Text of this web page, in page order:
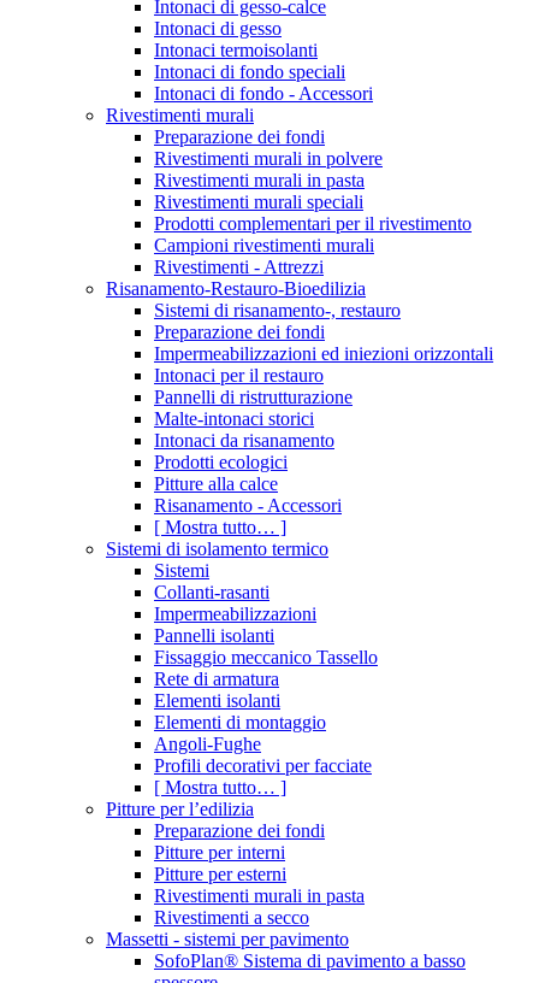
Intonaci di gesso-calce
Intonaci di gesso
Intonaci termoisolanti
Intonaci di fondo speciali
Intonaci di fondo - Accessori
Rivestimenti murali
Preparazione dei fondi
Rivestimenti murali in polvere
Rivestimenti murali in pasta
Rivestimenti murali speciali
Prodotti complementari per il rivestimento
Campioni rivestimenti murali
Rivestimenti - Attrezzi
Risanamento-Restauro-Bioedilizia
Sistemi di risanamento-, restauro
Preparazione dei fondi
Impermeabilizzazioni ed iniezioni orizzontali
Intonaci per il restauro
Pannelli di ristrutturazione
Malte-intonaci storici
Intonaci da risanamento
Prodotti ecologici
Pitture alla calce
Risanamento - Accessori
[ Mostra tutto… ]
Sistemi di isolamento termico
Sistemi
Collanti-rasanti
Impermeabilizzazioni
Pannelli isolanti
Fissaggio meccanico Tassello
Rete di armatura
Elementi isolanti
Elementi di montaggio
Angoli-Fughe
Profili decorativi per facciate
[ Mostra tutto… ]
Pitture per l’edilizia
Preparazione dei fondi
Pitture per interni
Pitture per esterni
Rivestimenti murali in pasta
Rivestimenti a secco
Massetti - sistemi per pavimento
SofoPlan® Sistema di pavimento a basso